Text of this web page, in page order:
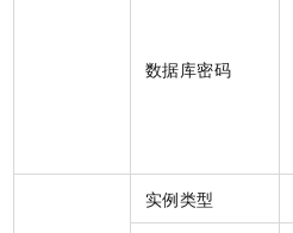
数据库密码
实例类型